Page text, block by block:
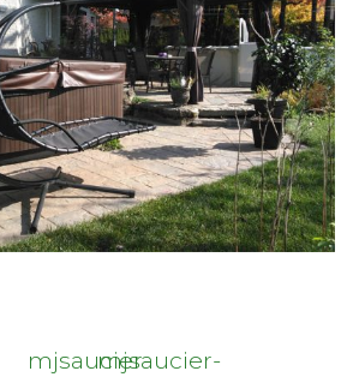
mjsaucier-mjsaucier-